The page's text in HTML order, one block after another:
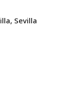
Sevilla